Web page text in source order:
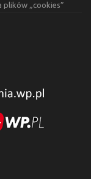
plików „cookies”